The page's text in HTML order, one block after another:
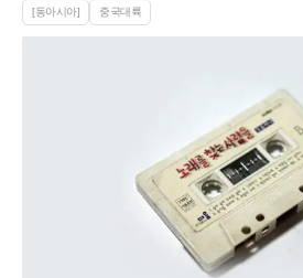
[동아시아] 중국대륙